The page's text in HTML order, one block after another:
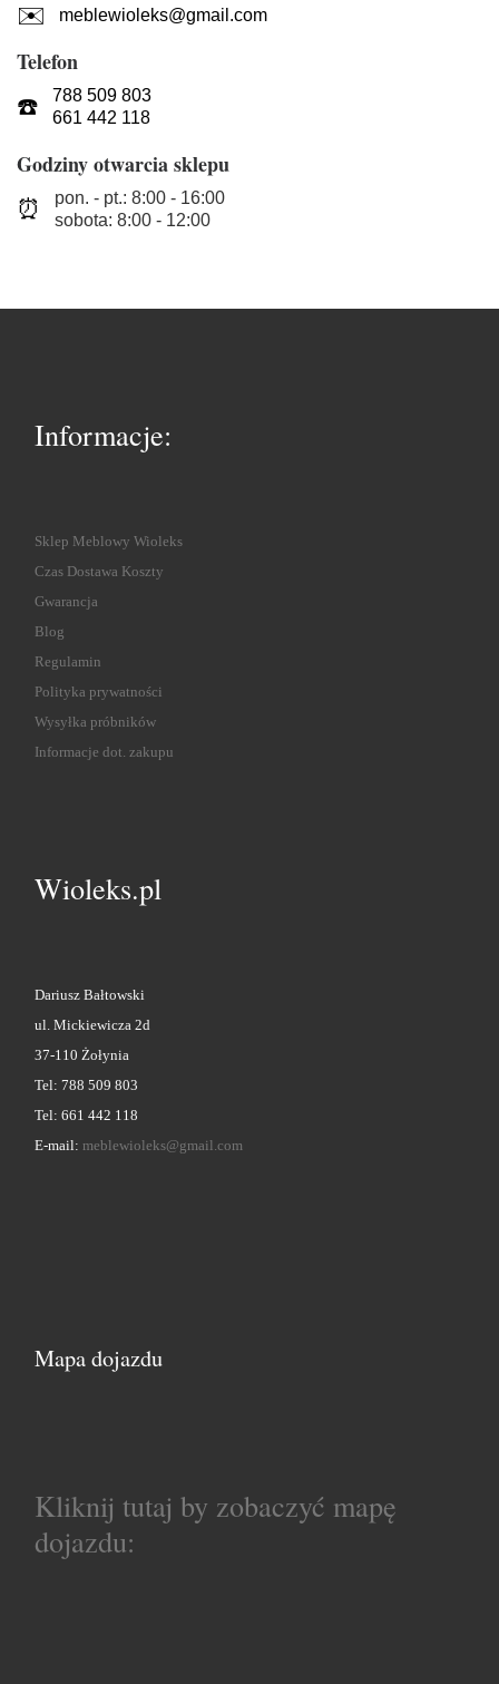
✉️ meblewioleks@gmail.com
Telefon
☎️
788 509 803
661 442 118
Godziny otwarcia sklepu
⏰
pon. - pt.: 8:00 - 16:00
sobota: 8:00 - 12:00
Informacje:
Sklep Meblowy Wioleks
Czas Dostawa Koszty
Gwarancja
Blog
Regulamin
Polityka prywatności
Wysyłka próbników
Informacje dot. zakupu
Wioleks.pl
Dariusz Bałtowski
ul. Mickiewicza 2d
37-110 Żołynia
Tel: 788 509 803
Tel: 661 442 118
E-mail: meblewioleks@gmail.com
Mapa dojazdu
Kliknij tutaj by zobaczyć mapę
dojazdu: